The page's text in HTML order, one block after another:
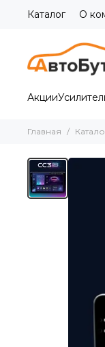
Каталог О
Акции
Главная